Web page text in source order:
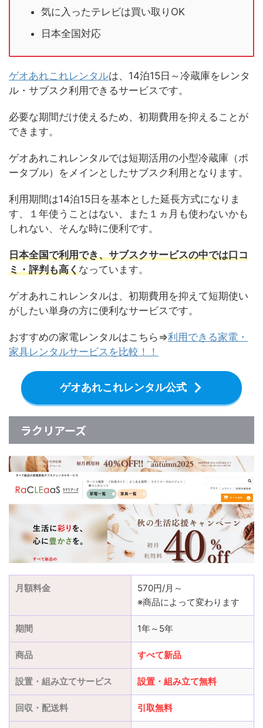
気に入ったテレビは買い取りOK
日本全国対応
ゲオあれこれレンタルは、14泊15日～冷蔵庫をレンタ
ル・サブスク利用できるサービスです。
必要な期間だけ使えるため、初期費用を抑えることが
できます。
ゲオあれこれレンタルでは短期活用の小型冷蔵庫（ポ
ータブル）をメインとしたサブスク利用となります。
利用期間は14泊15日を基本とした延長方式になりま
す、１年使うことはない、また１ヵ月も使わないかも
しれない、そんな時に便利です。
日本全国で利用でき、サブスクサービスの中では口コ
ミ・評判も高くなっています。
ゲオあれこれレンタルは、初期費用を抑えて短期使い
がしたい単身の方に便利なサービスです。
おすすめの家電レンタルはこちら⇒利用できる家電・
家具レンタルサービスを比較！！
ゲオあれこれレンタル公式
ラクリアーズ
月額料金
570円/月～
※商品によって変わります
期間 1年～5年
商品 すべて新品
設置・組み立てサービス 設置 ・ 組み立て無料
回収・配送料 引取無料